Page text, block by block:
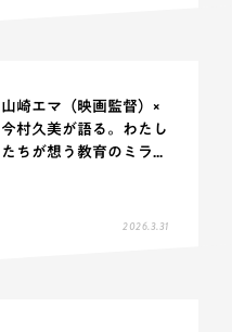
山崎エマ（映画監督）×
今村久美が語る。わたし
たちが想う教育のミラ...
2026.3.31